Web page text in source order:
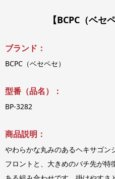
【BCPC（ベセ
ブランド：
BCPC（ベセペセ）
型番（品名）：
BP-3282
商品説明：
やわらかな丸みのあるヘキサゴン
フロントと、大きめのバチ先が